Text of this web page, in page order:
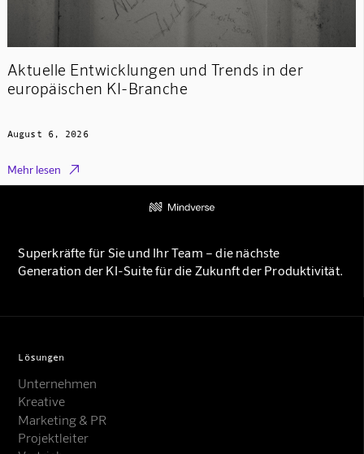
Aktuelle Entwicklungen und Trends in der
europäischen KI-Branche
August 6, 2026
Mehr lesen 
Superkräfte für Sie und Ihr Team – die nächste
Generation der KI-Suite für die Zukunft der Produktivität.
Lösungen
Unternehmen
Kreative
Marketing & PR
Projektleiter